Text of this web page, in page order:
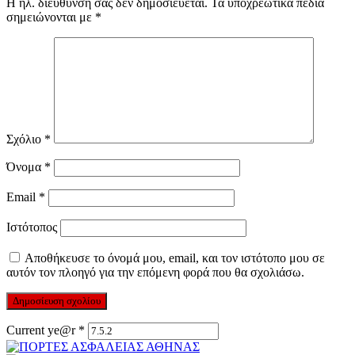
Η ηλ. διεύθυνση σας δεν δημοσιεύεται. Τα υποχρεωτικά πεδία
σημειώνονται με *
Σχόλιο *
Όνομα *
Email *
Ιστότοπος
Αποθήκευσε το όνομά μου, email, και τον ιστότοπο μου σε
αυτόν τον πλοηγό για την επόμενη φορά που θα σχολιάσω.
Current ye@r *